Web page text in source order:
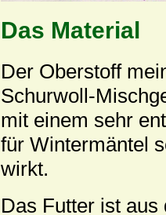
Das Material
Der Oberstoff
Schurwoll-
mit einem sehr
für Wintermäntel
wirkt.
Das Futter ist